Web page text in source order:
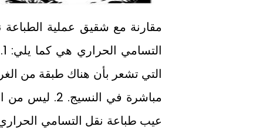
التي تشعر بأن هناك طبقة من
مباشرة في
عيب طباعة نقل التسامي